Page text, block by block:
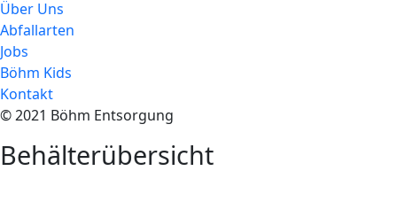
Über Uns
Abfallarten
Jobs
Böhm Kids
Kontakt
© 2021 Böhm Entsorgung
Behälterübersicht